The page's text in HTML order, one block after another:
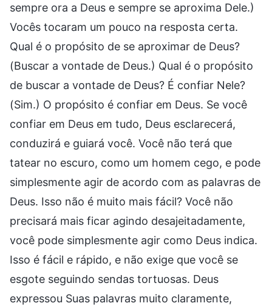
sempre ora a Deus e sempre se aproxima Dele.)
Vocês tocaram um pouco na resposta certa.
Qual é o propósito de se aproximar de Deus?
(Buscar a vontade de Deus.) Qual é o propósito
de buscar a vontade de Deus? É confiar Nele?
(Sim.) O propósito é confiar em Deus. Se você
confiar em Deus em tudo, Deus esclarecerá,
conduzirá e guiará você. Você não terá que
tatear no escuro, como um homem cego, e pode
simplesmente agir de acordo com as palavras de
Deus. Isso não é muito mais fácil? Você não
precisará mais ficar agindo desajeitadamente,
você pode simplesmente agir como Deus indica.
Isso é fácil e rápido, e não exige que você se
esgote seguindo sendas tortuosas. Deus
expressou Suas palavras muito claramente,